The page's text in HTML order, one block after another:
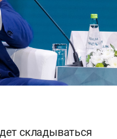
складываться